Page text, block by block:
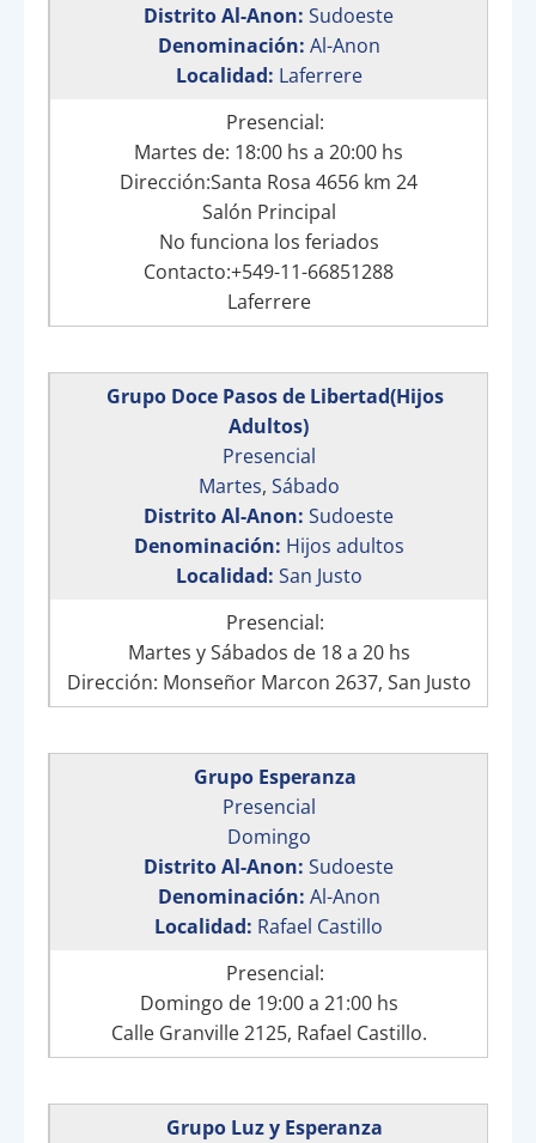
Distrito Al-Anon: Sudoeste
Denominación: Al-Anon
Localidad: Laferrere
Presencial:
Martes de: 18:00 hs a 20:00 hs
Dirección:Santa Rosa 4656 km 24
Salón Principal
No funciona los feriados
Contacto:+549-11-66851288
Laferrere
Grupo Doce Pasos de Libertad(Hijos
Adultos)
Presencial
Martes, Sábado
Distrito Al-Anon: Sudoeste
Denominación: Hijos adultos
Localidad: San Justo
Presencial:
Martes y Sábados de 18 a 20 hs
Dirección: Monseñor Marcon 2637, San Justo
Grupo Esperanza
Presencial
Domingo
Distrito Al-Anon: Sudoeste
Denominación: Al-Anon
Localidad: Rafael Castillo
Presencial:
Domingo de 19:00 a 21:00 hs
Calle Granville 2125, Rafael Castillo.
Grupo Luz y Esperanza